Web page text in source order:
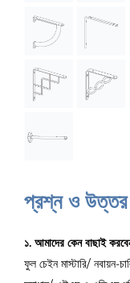
প্রশ্ন ও উত্তর
১. আমাদের কেন বাছাই
ফুল চেইন মাস্টারি/ নবায়ন-